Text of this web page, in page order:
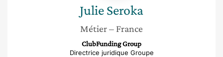
JulieSeroka
Métier– France
ClubFunding Group
Directrice juridique Groupe